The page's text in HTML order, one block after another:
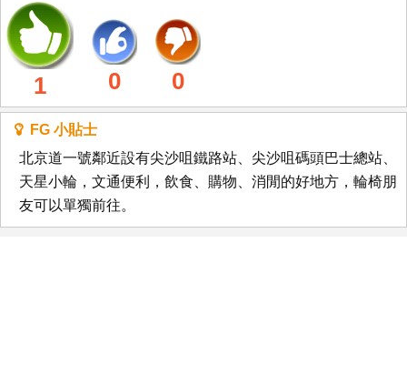
1 0 0
FG 小貼士
北京道一號鄰近設有尖沙咀鐵路站、尖沙咀碼頭巴士總站、
天星小輪，文通便利，飲食、購物、消閒的好地方，輪椅朋
友可以單獨前往。